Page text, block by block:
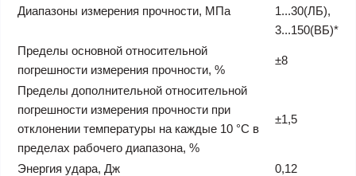
Диапазоны измерения прочности, МПа
1...30(ЛБ),
3...150(ВБ)*
Пределы основной относительной
погрешности измерения прочности, %
±8
Пределы дополнительной относительной
погрешности измерения прочности при
отклонении температуры на каждые 10 °С в
пределах рабочего диапазона, %
±1,5
Энергия удара, Дж
0,12